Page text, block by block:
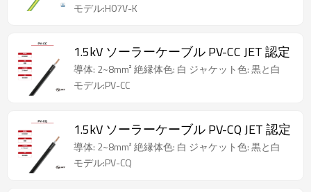
モデル:H07V-K
1.5kV ソーラーケーブル PV-CC JET 認定
導体: 2~8mm² 絶縁体色: 白 ジャケット色: 黒と白
モデル:PV-CC
1.5kV ソーラーケーブル PV-CQ JET 認定
導体: 2~8mm² 絶縁体色: 白 ジャケット色: 黒と白
モデル:PV-CQ